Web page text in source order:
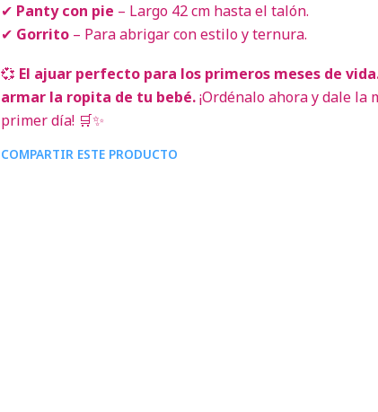
✔ Panty con pie – Largo 42 cm hasta el talón.
✔ Gorrito – Para abrigar con estilo y ternura.
💞 El ajuar perfecto para los primeros meses de
armar la ropita de tu bebé.¡Ordénalo ahora y dale la
primer día! 🛒✨
COMPARTIR ESTE PRODUCTO